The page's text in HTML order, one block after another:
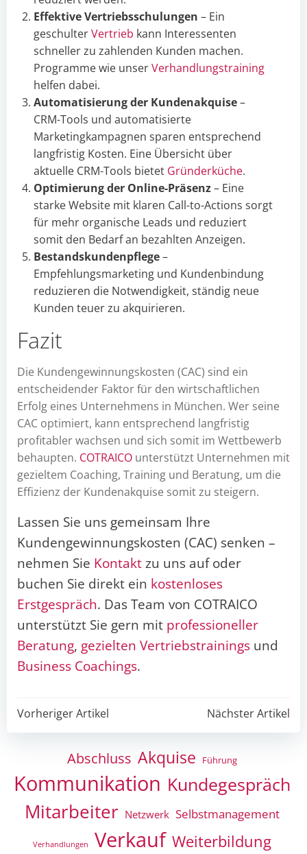
Effektive Vertriebsschulungen – Ein
geschulterVertrieb kann Interessenten
schneller zu zahlenden Kunden machen.
Programme wie unserVerhandlungstraining
helfen dabei.
Automatisierung der Kundenakquise–
CRM-Tools und automatisierte
Marketingkampagnen sparen entsprechend
langfristig Kosten. Eine Übersicht über
aktuelle CRM-Tools bietet Gründerküche.
Optimierung der Online-Präsenz– Eine
starke Website mit klaren Call-to-Actions sorgt
für mehr organische Leads und reduziert
somit den Bedarf an bezahlten Anzeigen.
Bestandskundenpflege–
Empfehlungsmarketing und Kundenbindung
reduzieren die Notwendigkeit, ständig neue
Kunden teuer zu akquirieren.
Fazit
Die Kundengewinnungskosten (CAC) sind ein
entscheidender Faktor für den wirtschaftlichen
Erfolg eines Unternehmens in München. Wer seine
CAC optimiert, kann entsprechend langfristig
profitabler wachsen und sich somit im Wettbewerb
behaupten. COTRAICO unterstützt Unternehmen mit
gezieltem Coaching, Training und Beratung, um die
Effizienz der Kundenakquise somit zu steigern.
Lassen Sie uns gemeinsam Ihre
Kundengewinnungskosten (CAC) senken –
nehmen Sie Kontaktzu uns auf oder
buchen Sie direkt ein kostenloses
Erstgespräch. Das Team von COTRAICO
unterstützt Sie gern mit professioneller
Beratung, gezielten Vertriebstrainings und
Business Coachings.
Post
navigation
Vorheriger Artikel
navigation
Nächster Artikel
Abschluss Akquise Führung
Kommunikation Kundegespräch
Mitarbeiter Netzwerk Selbstmanagement
Verhandlungen Verkauf Weiterbildung